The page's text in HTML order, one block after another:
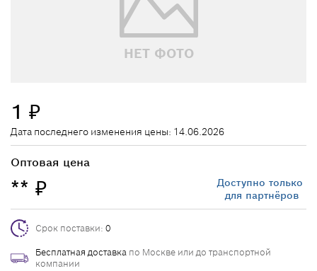
НЕТ ФОТО
1 ₽
Дата последнего изменения цены: 14.06.2026
Оптовая цена
** ₽
Доступно только
для партнёров
Срок поставки: 0
Бесплатная доставка по Москве или до транспортной
компании